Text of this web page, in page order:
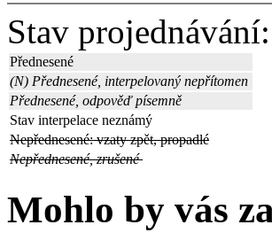
Stav projednávání:
Přednesené
(N) Přednesené, interpelovaný nepřítomen
Přednesené, odpověď písemně
Stav interpelace neznámý
Nepřednesené: vzaty zpět, propadlé
Nepřednesené, zrušené
Mohlo by vás